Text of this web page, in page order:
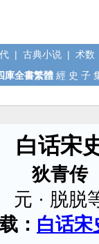
| 古典小说 | 术数
庫全書繁體 經 史 子
白话宋
狄青传
元 · 脱脱
： 白话